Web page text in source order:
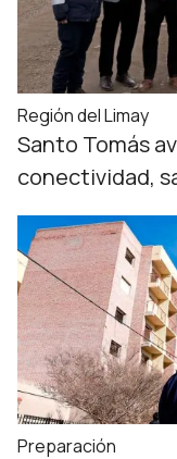
Región del Limay
Santo Tomás
conectividad,
Preparación